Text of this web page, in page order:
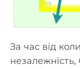
За час від